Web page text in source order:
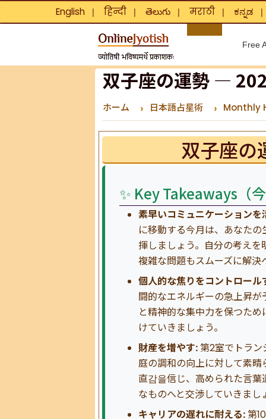
English ❘ हिन्दी ❘ తెలుగు ❘ मराठी ❘ ಕನ್ನಡ ❘
Free
双子座の運勢 —
ホーム 日本語占星術 Monthly
双子座の
✨ Key Takeaways（
素早いコミュニケーションを
に移動する今月は、あなた
揮しましょう。自分の考え
複雑な問題もスムーズに解決
個人的な焦りをコントロール
闘的なエネルギーの急上昇
と精神的な集中力を保つた
けていきましょう。
財産を増やす:第2室でトラン
庭の調和の向上に対して素
直감을信じ、高められた言
なものへと交渉していきまし
キャリアの遅れに耐える:第